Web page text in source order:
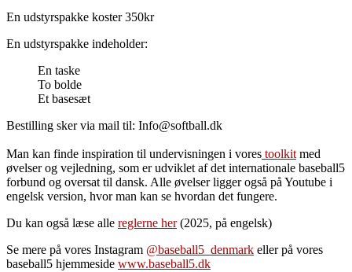
En udstyrspakke koster 350kr
En udstyrspakke indeholder:
En taske
To bolde
Et basesæt
Bestilling sker via mail til: Info@softball.dk
Man kan finde inspiration til undervisningen i vores toolkit med
øvelser og vejledning, som er udviklet af det internationale baseball5
forbund og oversat til dansk. Alle øvelser ligger også på Youtube i
engelsk version, hvor man kan se hvordan det fungere.
Du kan også læse alle reglerne her(2025, på engelsk)
Se mere på vores Instagram @baseball5_denmark eller på vores
baseball5 hjemmeside www.baseball5.dk